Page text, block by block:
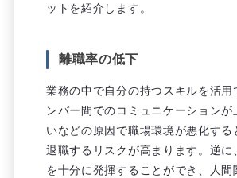
ットを紹介します。
離職率の低下
業務の中で自分の持つスキルを活用
ンバー間でのコミュニケーションが
いなどの原因で職場環境が悪化する
退職するリスクが高まります。逆に
を十分に発揮することができ、人間